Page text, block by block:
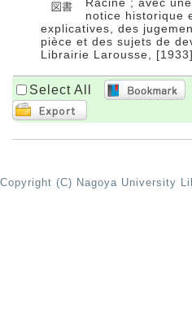
Racine ; avec
notice historique
explicatives, des
pièce et des sujets de
Librairie Larousse,
Select All
Copyright (C) Nagoya University